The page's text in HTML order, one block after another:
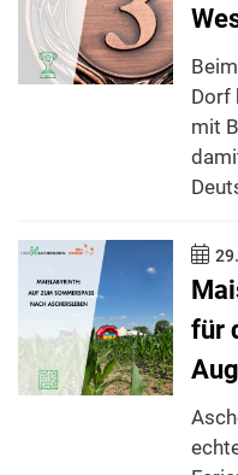
Dorf
mit
für